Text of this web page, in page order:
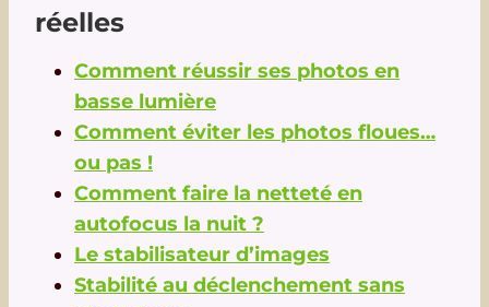
réelles
Comment réussir ses photos en
basse lumière
Comment éviter les photos floues…
ou pas !
Comment faire la netteté en
autofocus la nuit ?
Le stabilisateur d’images
Stabilité au déclenchement sans